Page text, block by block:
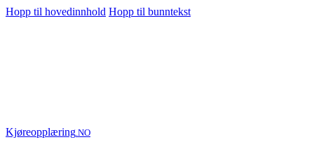
Hopp til hovedinnhold Hopp til bunntekst
Kjøreopplæring.NO